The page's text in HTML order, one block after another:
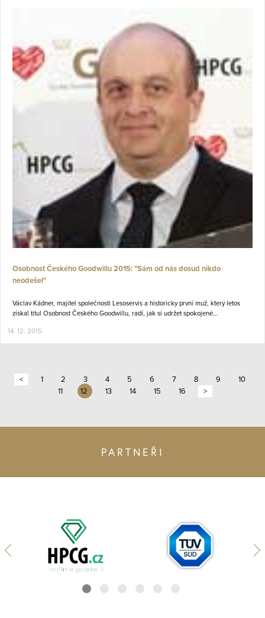
Osobnost Českého Goodwillu 2015: "Sám od nás dosud nikdo
neodešel"
Václav Kádner, majitel společnosti Lesoservis a historicky první muž, který letos
získal titul Osobnost Českého Goodwillu, radí, jak si udržet spokojené...
14. 12. 2015
< 1 2 3 4 5 6 7 8 9
10
11
12 13 14 15 16 >
PARTNEŘI